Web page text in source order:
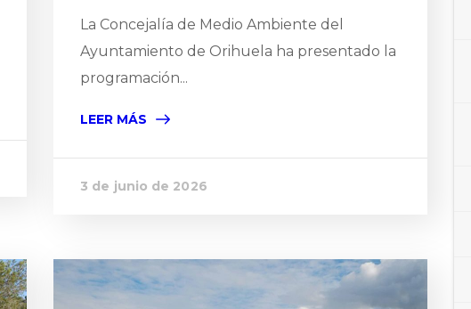
La Concejalía de Medio Ambiente del
Ayuntamiento de Orihuela ha presentado la
programación...
LEER MÁS
3 de junio de 2026